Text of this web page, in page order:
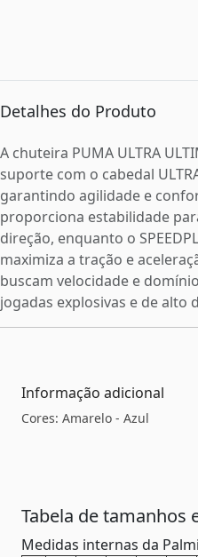
Detalhes do Produto
A chuteira PUMA ULTRA
suporte com o cabedal
garantindo agilidade e
proporciona estabilidade
direção, enquanto o
maximiza a tração e
buscam velocidade e
jogadas explosivas e de alto
Informação adicional
Cores: Amarelo - Azul
Tabela de tamanhos
Medidas internas da